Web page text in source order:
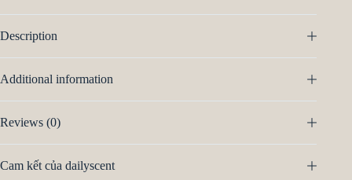
Description
Additional information
Reviews (0)
Cam kết của dailyscent